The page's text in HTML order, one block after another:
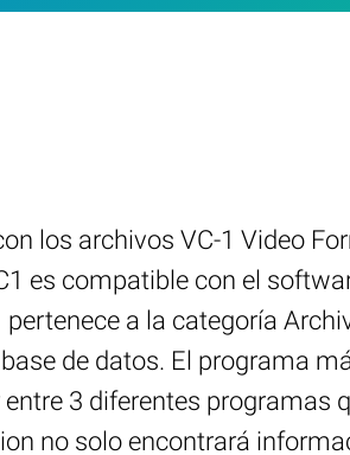
los archivos VC-1 Video
es compatible con el
a la categoría
de datos. El programa
3 diferentes
no solo encontrará